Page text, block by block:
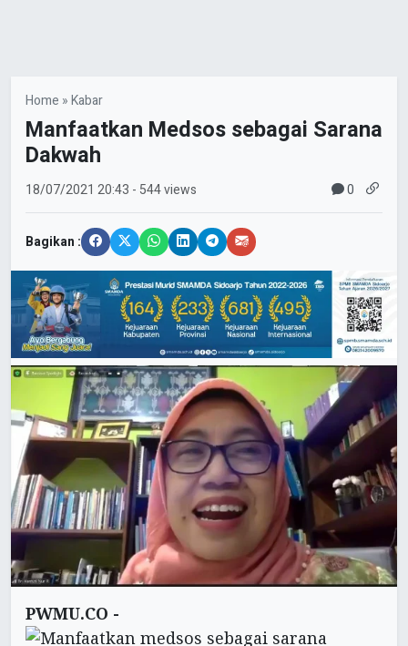
Home »Kabar
Manfaatkan Medsos sebagai Sarana
Dakwah
18/07/2021 20:43 - 544 views 0
Bagikan :
PWMU.CO -